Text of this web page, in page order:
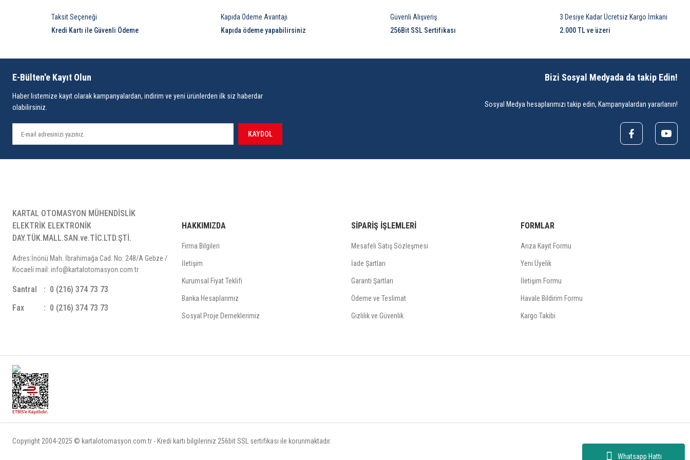
Whatsapp Hattı
3 Desiye Kadar Ücretsiz Kargo İmkanı
2.000 TL ve üzeri
Kapıda Ödeme Avantajı
Kapıda ödeme yapabilirsiniz
Güvenli Alışveriş
256Bit SSL Sertifikası
Taksit Seçeneği
Kredi Kartı ile Güvenli Ödeme
E-Bülten'e Kayıt Olun
Haber listemize kayıt olarak kampanyalardan, indirim ve yeni ürünlerden ilk siz haberdar
olabilirsiniz.
KAYDOL
Bizi Sosyal Medyada da takip Edin!
Sosyal Medya hesaplarımızı takip edin, Kampanyalardan yararlanın!
KARTAL OTOMASYON MÜHENDİSLİK
ELEKTRİK ELEKTRONİK
DAY.TÜK.MALL.SAN.ve.TİC.LTD.ŞTİ.
Adres:İnönü Mah. İbrahimağa Cad. No: 248/A Gebze /
Kocaeli mail: info@kartalotomasyon.com.tr
Santral
0 (216) 374 73 73
Fax
0 (216) 374 73 73
HAKKIMIZDA
Firma Bilgileri
İletişim
Kurumsal Fiyat Teklifi
Banka Hesaplarımız
Sosyal Proje Derneklerimiz
SİPARİŞ İŞLEMLERİ
Mesafeli Satış Sözleşmesi
İade Şartları
Garanti Şartları
Ödeme ve Teslimat
Gizlilik ve Güvenlik
FORMLAR
Arıza Kayıt Formu
Yeni Üyelik
İletişim Formu
Havale Bildirim Formu
Kargo Takibi
Copyright 2004-2025 © kartalotomasyon.com.tr - Kredi kartı bilgileriniz 256bit SSL sertifikası ile korunmaktadır.